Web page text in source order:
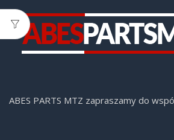
ABES PARTS MTZ zapraszamy do